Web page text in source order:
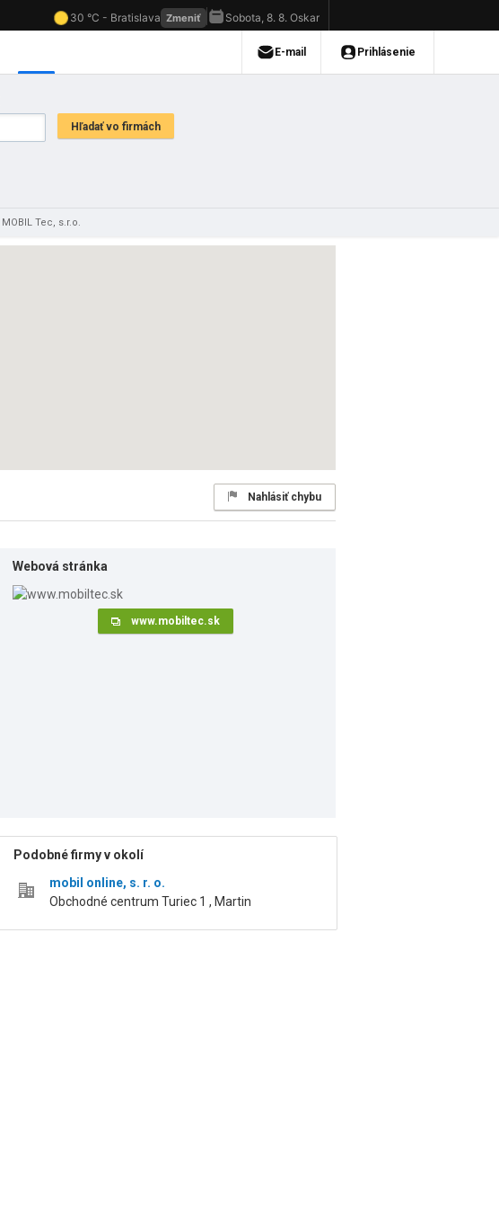
MOBIL Tec, s.r.o.
Nahlásiť chybu
Webová stránka
www.mobiltec.sk
Podobné firmy v okolí
mobil online, s. r. o.
Obchodné centrum Turiec 1 , Martin